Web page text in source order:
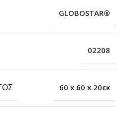
GLOBOSTAR®
02208
60 x 60 x 20εκ